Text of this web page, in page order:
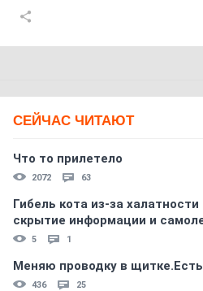
СЕЙЧАС ЧИТАЮТ
Что то прилетело
2072 63
Гибель кота из-за
скрытиe информации и
5 1
Меняю проводку в
436 25